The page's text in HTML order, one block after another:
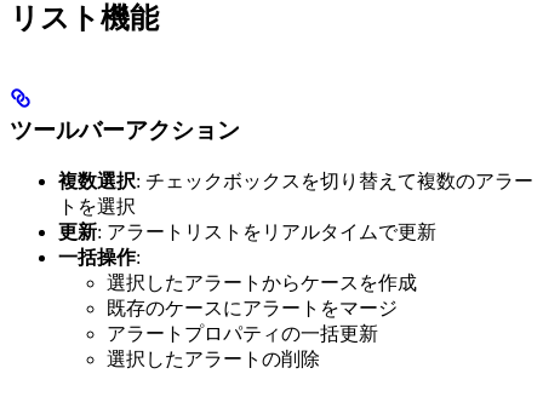
リスト機能
ツールバーアクション
複数選択: チェックボックスを切り替えて複数のアラー
トを選択
更新: アラートリストをリアルタイムで更新
一括操作:
選択したアラートからケースを作成
既存のケースにアラートをマージ
アラートプロパティの一括更新
選択したアラートの削除